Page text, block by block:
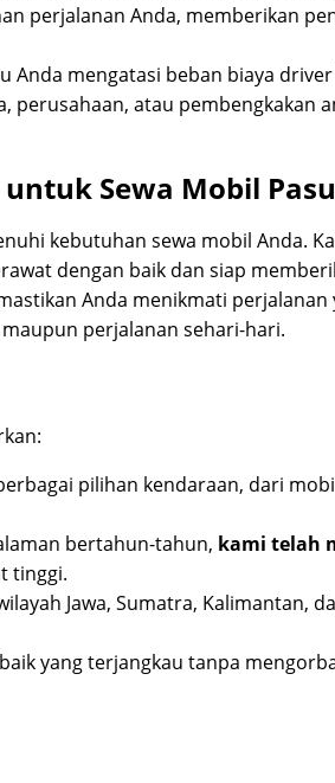
perjalanan Anda, memberikan
Anda mengatasi beban biaya
perusahaan, atau pembengkakan
Sewa Mobil
kebutuhan sewa mobil Anda.
dengan baik dan siap
Anda menikmati perjalanan
perjalanan sehari-hari.
pilihan kendaraan, dari
bertahun-tahun, kami telah
tinggi.
Jawa, Sumatra, Kalimantan,
yang terjangkau tanpa